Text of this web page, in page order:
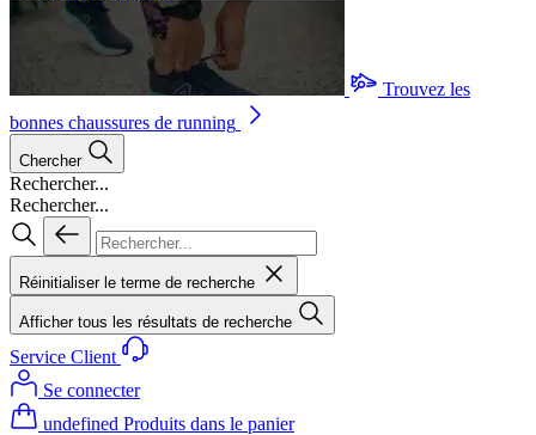
Trouvez les
bonnes chaussures de running
Chercher
Rechercher...
Rechercher...
Réinitialiser le terme de recherche
Afficher tous les résultats de recherche
Service Client
Se connecter
undefined Produits dans le panier